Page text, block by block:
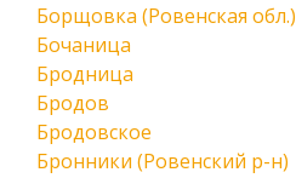
Борщовка (Ровенская обл.)
Бочаница
Бродница
Бродов
Бродовское
Бронники (Ровенский р-н)